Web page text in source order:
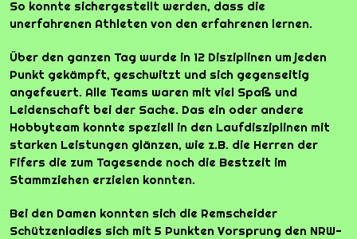
So konnte sichergestellt werden, dass die
unerfahrenen Athleten von den erfahrenen lernen.
Über den ganzen Tag wurde in 12 Disziplinen um jeden
Punkt gekämpft, geschwitzt und sich gegenseitig
angefeuert. Alle Teams waren mit viel Spaß und
Leidenschaft bei der Sache. Das ein oder andere
Hobbyteam konnte speziell in den Laufdisziplinen mit
starken Leistungen glänzen, wie z.B. die Herren der
Fifers die zum Tagesende noch die Bestzeit im
Stammziehen erzielen konnten.
Bei den Damen konnten sich die Remscheider
Schützenladies sich mit 5 Punkten Vorsprung den NRW-